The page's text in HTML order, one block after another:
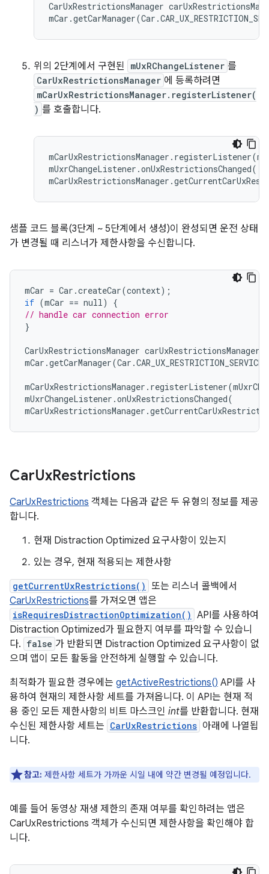
CarUxRestrictionsManager
위의 2단계에서 구현된 mUxRChangeListener 를
CarUxRestrictionsManager 에 등록하려면
mCarUxRestrictionsManager.registerListener(
) 를 호출합니다.
mCarUxRestrictionsManager . registerListener(
mUxrChangeListener .onUxRestrictionsChanged(
mCarUxRestrictionsManager .
샘플 코드 블록(3단계 ~ 5단계에서 생성)이 완성되면 운전 상태
가 변경될 때 리스너가 제한사항을 수신합니다.
mCar = Car .createCar(context);
if (mCar == null)
{
// handle car connection error
}
CarUxRestrictionsManager carUxRestrictionsManager
mCar .getCarManager(Car .CAR_UX_RESTRICTION_SERVICE
mCarUxRestrictionsManager . registerListener(
mUxrChangeListener .onUxRestrictionsChanged(
mCarUxRestrictionsManager .
CarUxRestrictions
CarUxRestrictions 객체는 다음과 같은 두 유형의 정보를 제공
합니다.
현재 Distraction Optimized 요구사항이 있는지
있는 경우, 현재 적용되는 제한사항
getCurrentUxRestrictions()
또는 리스너 콜백에서
CarUxRestrictions를 가져오면 앱은
isRequiresDistractionOptimization() API를 사용하여
Distraction Optimized가 필요한지 여부를 파악할 수 있습니
다. false 가 반환되면 Distraction Optimized 요구사항이 없
으며 앱이 모든 활동을 안전하게 실행할 수 있습니다.
최적화가 필요한 경우에는 getActiveRestrictions() API를 사
용하여 현재의 제한사항 세트를 가져옵니다. 이 API는 현재 적
용 중인 모든 제한사항의 비트 마스크인 int를 반환합니다. 현재
수신된 제한사항 세트는 CarUxRestrictions 아래에 나열됩
니다.
참고: 제한사항 세트가 가까운 시일 내에 약간 변경될 예정입니다.
예를 들어 동영상 재생 제한의 존재 여부를 확인하려는 앱은
CarUxRestrictions 객체가 수신되면 제한사항을 확인해야 합
니다.